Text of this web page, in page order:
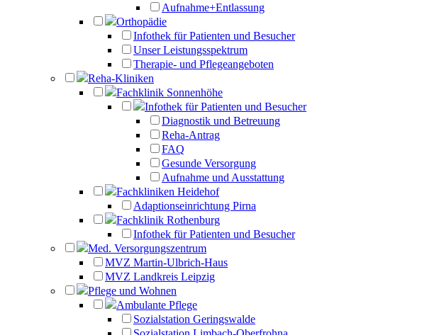
Aufnahme+Entlassung
Orthopädie
Infothek für Patienten und Besucher
Unser Leistungsspektrum
Therapie- und Pflegeangeboten
Reha-Kliniken
Fachklinik Sonnenhöhe
Infothek für Patienten und Besucher
Diagnostik und Betreuung
Reha-Antrag
FAQ
Gesunde Versorgung
Aufnahme und Ausstattung
Fachkliniken Heidehof
Adaptionseinrichtung Pirna
Fachklinik Rothenburg
Infothek für Patienten und Besucher
Med. Versorgungszentrum
MVZ Martin-Ulbrich-Haus
MVZ Landkreis Leipzig
Pflege und Wohnen
Ambulante Pflege
Sozialstation Geringswalde